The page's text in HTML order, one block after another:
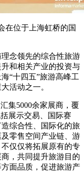
在位于上海虹桥的国
念领先的综合性旅游
和相关产业的投资与
“十四五”旅游高峰工
活动之一。
集5000余家展商，覆
展示交易、国际赛
综合性、国际化的旅
零售空间产业链、游
仅仅将拓展原有的专
，共同提升旅游目的
面品质，促进旅游产